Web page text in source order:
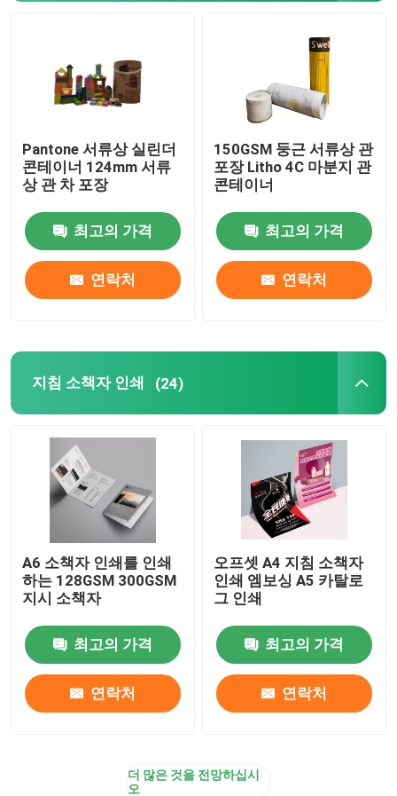
Pantone 서류상 실린더
콘테이너 124mm 서류
상 관 차 포장
최고의 가격
연락처
150GSM 둥근 서류상 관
포장 Litho 4C 마분지 관
콘테이너
최고의 가격
연락처
지침 소책자 인쇄 (24)
A6 소책자 인쇄를 인쇄
하는 128GSM 300GSM
지시 소책자
최고의 가격
연락처
오프셋 A4 지침 소책자
인쇄 엠보싱 A5 카탈로
그 인쇄
최고의 가격
연락처
더 많은 것을 전망하십시
오